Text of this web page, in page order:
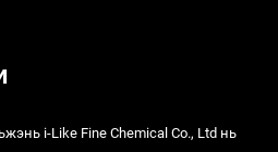
i-Like Fine Chemical Co., Ltd нь